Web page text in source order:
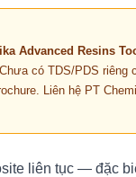
Advanced Resins
có TDS/PDS riêng
Liên hệ PT
liên tục — đặc